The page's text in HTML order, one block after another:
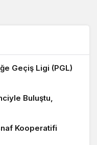
Geçiş Ligi (PGL)
Buluştu,
Kooperatifi